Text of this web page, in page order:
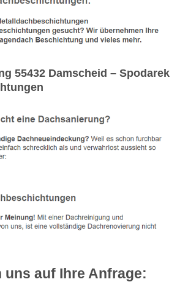
55432 Damscheid – Spodarek
uns auf Ihre Anfrage: